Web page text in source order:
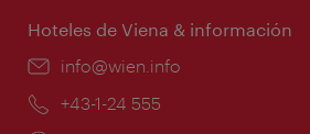
Hoteles de Viena & información
e-
info@wien.info
Teléfono:
+43-1-24 555